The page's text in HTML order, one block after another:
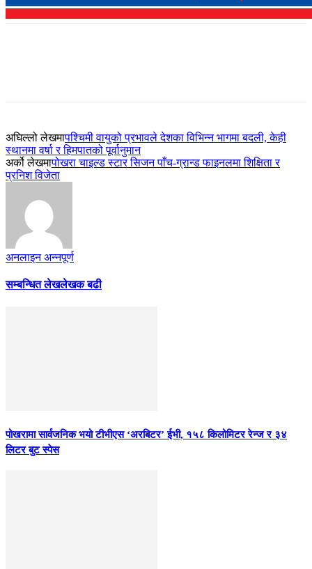
अघिल्लो लेखमापश्चिमी वायुको प्रभावले देशका विभिन्न भागमा बदली, केही
स्थानमा वर्षा र हिमपातको पूर्वानुमान
अर्को लेखमापोखरा चाइल्ड स्टार सिजन पाँच-ग्रान्ड फाइनलमा शिक्षिता र
प्रनिश विजेता
अनलाइन अन्नपूर्ण
सम्बन्धित लेखलेखक बढी
पोखरामा सार्वजनिक भयो टीभीएस ‘अरबिटर’ ईभी, १५८ किलोमिटर रेन्ज र ३४
लिटर बुट स्पेस